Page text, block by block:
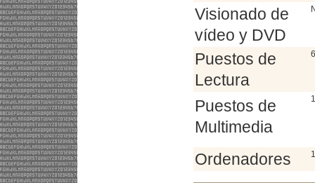
Visionado de
vídeo y DVD
Puestos de
Lectura
Puestos de
Multimedia
Ordenadores